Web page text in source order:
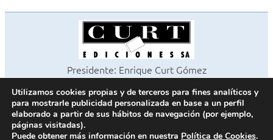
Presidente: Enrique Curt Gómez
©2026 Revista Cocinas y Baños
Todos los derechos reservados
Paseo de Gracia, 63. 1º 2ª. 08008 Barcelona -
Utilizamos cookies propias y de terceros para fines analíticos y
para mostrarle publicidad personalizada en base a un perfil
elaborado a partir de sus hábitos de navegación (por ejemplo,
páginas visitadas).
Puede obtener más información en nuestra Política de Cookies.